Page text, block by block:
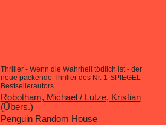
Thriller - Wenn die Wahrheit tödlich ist - der
neue packende Thriller des Nr. 1-SPIEGEL-
Bestsellerautors
Robotham, Michael / Lutze, Kristian
(Übers.)
Penguin Random House